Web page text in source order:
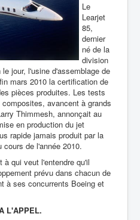
Le
Learjet
85,
dernier
né de la
division
jour, l'usine d'assemblage de
mars 2010 la certification de
pièces produites. Les tests
avancent à grands
Thimmesh, annonçait au
en production du jet
rapide jamais produit par la
de l'année 2010.
à qui veut l'entendre qu'il
prévu dans chacun de
à ses concurrents Boeing et
L'APPEL.